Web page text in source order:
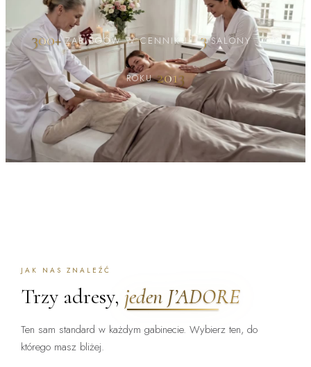
300+ ZABIEGÓW W CENNIKU·3 SALONY·OD
ROKU 2013
JAK NAS ZNALEŹĆ
Trzy adresy, jeden J’ADORE
Ten sam standard w każdym gabinecie. Wybierz ten, do
którego masz bliżej.